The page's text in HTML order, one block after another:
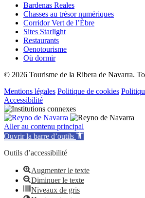
Bardenas Reales
Chasses au trésor numériques
Corridor Vert de l’Èbre
Sites Starlight
Restaurants
Oenotourisme
Où dormir
© 2026 Tourisme de la Ribera de Navarra.
Mentions légales Politique de cookies
Accessibilité
Aller au contenu principal
Ouvrir la barre d’outils
Outils d’accessibilité
Augmenter le texte
Diminuer le texte
Niveaux de gris